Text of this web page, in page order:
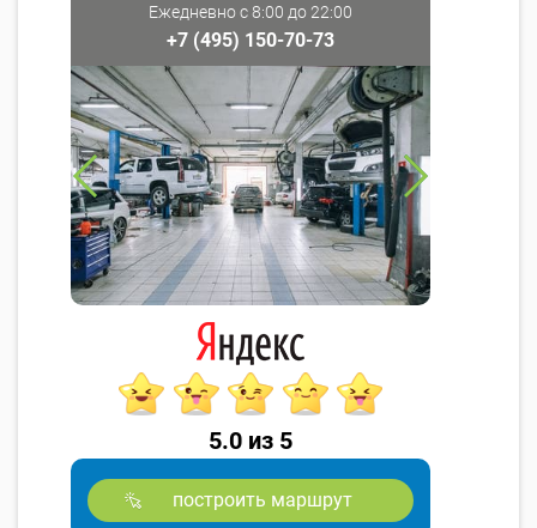
Ежедневно с 8:00 до 22:00
+7 (495) 150-70-73
5.0 из 5
построить маршрут